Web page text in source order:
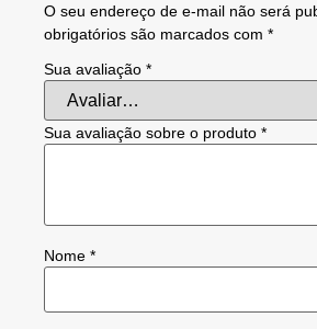
O seu endereço de e-mail não será
obrigatórios são marcados com *
Sua avaliação *
Sua avaliação sobre o produto *
Nome *